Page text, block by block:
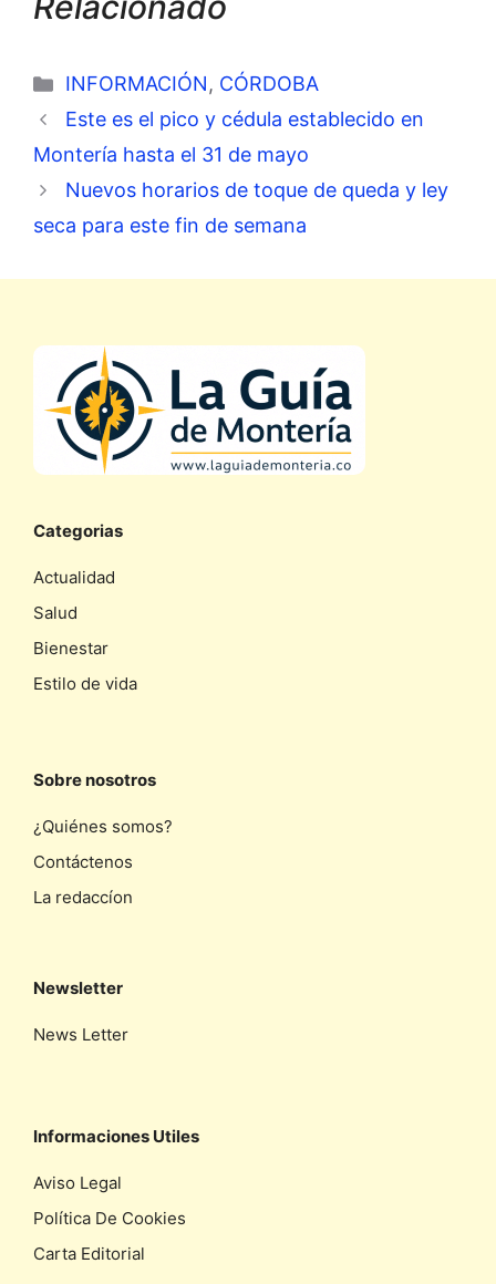
Categorías
INFORMACIÓN, CÓRDOBA
Este es el pico y cédula establecido en
Montería hasta el 31 de mayo
Nuevos horarios de toque de queda y ley
seca para este fin de semana
Categorias
Actualidad
Salud
Bienestar
Estilo de vida
Sobre nosotros
¿Quiénes somos?
Contáctenos
La redaccíon
Newsletter
News Letter
Informaciones Utiles
Aviso Legal
Política De Cookies
Carta Editorial